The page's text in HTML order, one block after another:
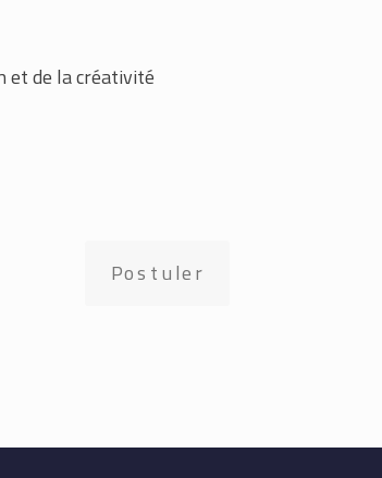
et de la créativité
Postuler